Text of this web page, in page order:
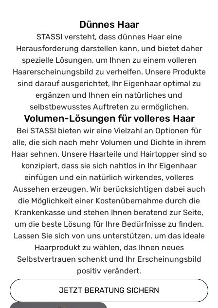
Dünnes Haar
STASSI versteht, dass dünnes Haar eine
Herausforderung darstellen kann, und bietet daher
spezielle Lösungen, um Ihnen zu einem volleren
Haarerscheinungsbild zu verhelfen. Unsere Produkte
sind darauf ausgerichtet, Ihr Eigenhaar optimal zu
ergänzen und Ihnen ein natürliches und
selbstbewusstes Auftreten zu ermöglichen.
Volumen-Lösungen für volleres Haar
Bei STASSI bieten wir eine Vielzahl an Optionen für
alle, die sich nach mehr Volumen und Dichte in ihrem
Haar sehnen. Unsere Haarteile und Hairtopper sind so
konzipiert, dass sie sich nahtlos in Ihr Eigenhaar
einfügen und ein natürlich wirkendes, volleres
Aussehen erzeugen. Wir berücksichtigen dabei auch
die Möglichkeit einer Kostenübernahme durch die
Krankenkasse und stehen Ihnen beratend zur Seite,
um die beste Lösung für Ihre Bedürfnisse zu finden.
Lassen Sie sich von uns unterstützen, um das ideale
Haarprodukt zu wählen, das Ihnen neues
Selbstvertrauen schenkt und Ihr Erscheinungsbild
positiv verändert.
JETZT BERATUNG SICHERN